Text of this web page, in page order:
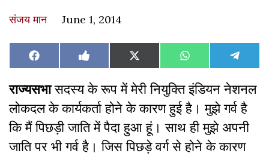
संजय मान June 1, 2014
Share
on
Facebook Share
on
Like
on
Facebook
Share
on
X
(Twitter)
Share
on
WhatsAppShare
on
राज्यसभासदस्य के रूप में मेरी नियुक्ति इंडियन नेशनल
लोकदल के कार्यकर्ता होने के कारण हुई है। मुझे गर्व है
कि मैं पिछड़ी जाति में पैदा हुआ हूं। साथ ही मुझे अपनी
जाति पर भी गर्व है। जिस पिछड़े वर्ग से होने के कारण